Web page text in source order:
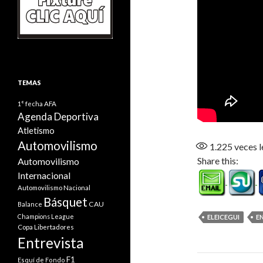
1.225 veces
Share this:
ELEICEGUI
TEMAS
1° fecha AFA
Agenda Deportiva
Atletismo
Automovilismo
Automovilismo
Internacional
Automovilismo Nacional
Balance Básquet CAU
Champions League
Copa Libertadores
Entrevista
Esquí de Fondo F1